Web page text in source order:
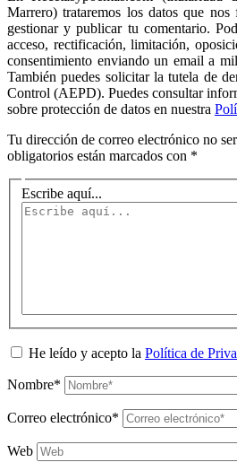
Marrero) trataremos los datos que
gestionar y publicar tu comentario.
acceso, rectificación, limitación,
consentimiento enviando un email a
También puedes solicitar la tutela de
Control (AEPD). Puedes consultar
sobre protección de datos en nuestra
Tu dirección de correo electrónico no
obligatorios están marcados con *
Escribe aquí...
He leído y acepto la Política de
Nombre*
Correo electrónico*
Web